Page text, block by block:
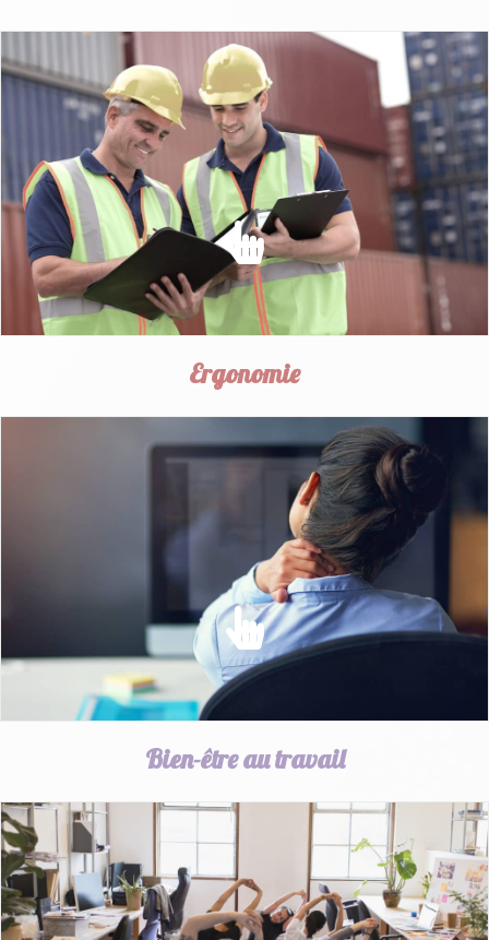
SÉCURITÉ AU TRAVAIL
prévenir les risques d'accidents et assurer la sécurité des
salariés.
EN SAVOIR PLUS
Ergonomie
ERGONOMIE
Intégrer des améliorations ergonomiques sur
l'environnement de travail
EN SAVOIR PLUS
Bien-être au travail
BIEN-ÊTRE AU TRAVAIL
Améliorer les conditions de travail en favorisant le Bien-
être et la santé des salariés